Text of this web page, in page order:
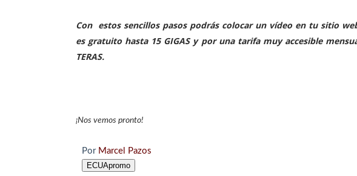
Con estos sencillos pasos podrás colocar un vídeo en tu sitio
es gratuito hasta 15 GIGAS y por una tarifa muy accesible
TERAS.
¡Nos vemos pronto!
Por Marcel Pazos
ECUApromo